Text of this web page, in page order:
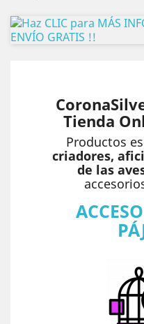
Tienda
Productos
criadores,
de las